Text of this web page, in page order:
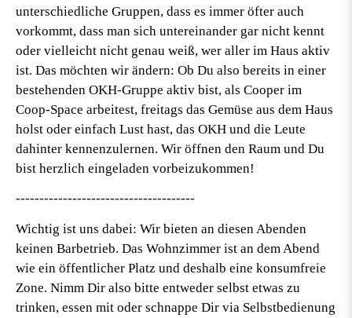
unterschiedliche Gruppen, dass es immer öfter auch
vorkommt, dass man sich untereinander gar nicht kennt
oder vielleicht nicht genau weiß, wer aller im Haus aktiv
ist. Das möchten wir ändern: Ob Du also bereits in einer
bestehenden OKH-Gruppe aktiv bist, als Cooper im
Coop-Space arbeitest, freitags das Gemüse aus dem Haus
holst oder einfach Lust hast, das OKH und die Leute
dahinter kennenzulernen. Wir öffnen den Raum und Du
bist herzlich eingeladen vorbeizukommen!
--------------------------------------
Wichtig ist uns dabei: Wir bieten an diesen Abenden
keinen Barbetrieb. Das Wohnzimmer ist an dem Abend
wie ein öffentlicher Platz und deshalb eine konsumfreie
Zone. Nimm Dir also bitte entweder selbst etwas zu
trinken, essen mit oder schnappe Dir via Selbstbedienung